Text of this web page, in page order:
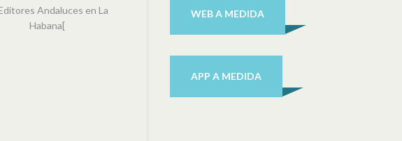
WEB A MEDIDA
APP A MEDIDA